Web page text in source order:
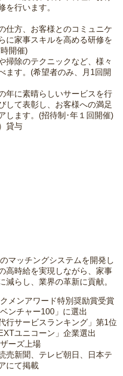
を行います。
仕方、お客様とのコミュニケ
に家事スキルを高める研修を
開催)
掃除のテクニックなど、様々
ます。(希望者のみ、月1回開
年に素晴らしいサービスを行
して表彰し、お客様への満足
します。(招待制･年１回開催)
貸与
マッチングシステムを開発し
高時給を実現しながら、家事
減らし、業界の革新に貢献。
メンアワード特別奨励賞受賞
ンチャー100」に選出
サービスランキング」第1位
ユニコーン」企業選出
ーズ上場
売新聞、テレビ朝日、日本テ
にて掲載